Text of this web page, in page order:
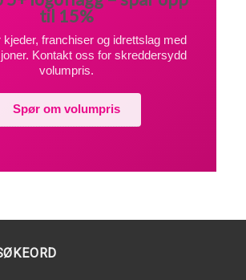
til 15%
kjeder, franchiser og idrettslag med
Kontakt oss for skreddersydd
volumpris.
Spør om volumpris